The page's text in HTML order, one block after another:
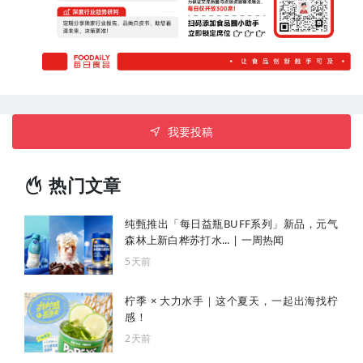
我要投稿
热门文章
纯甄推出「每日益瓶BUFF系列」新品，元气
森林上新白桦苏打水... | 一周热闻
5天前
柠季 × 大力水手｜这个夏天，一起出海找柠
感！
2天前